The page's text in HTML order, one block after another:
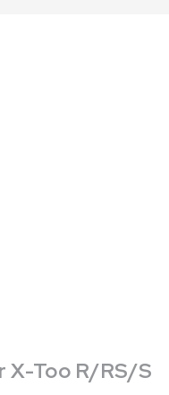
Too R/RS/S